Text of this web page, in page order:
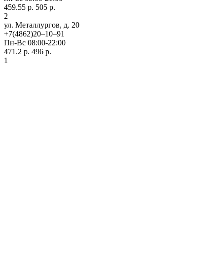
459.55 р. 505 р.
2
ул. ​Металлургов, д. 20
+7(4862)20‒10‒91
Пн-Вс 08:00-22:00
471.2 р. 496 р.
1